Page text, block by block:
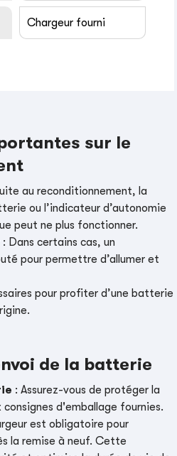
Chargeur fourni
sur le
au reconditionnement, la
ou l’indicateur d’autonomie
peut ne plus fonctionner.
: Dans certains cas, un
pour permettre d’allumer et
pour profiter d’une batterie
de la batterie
: Assurez-vous de protéger la
d'emballage fournies.
est obligatoire pour
la remise à neuf. Cette